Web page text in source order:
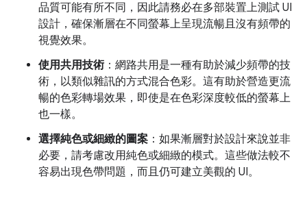
品質可能有所不同，因此請務必在多部裝置上測試 UI
設計，確保漸層在不同螢幕上呈現流暢且沒有頻帶的
視覺效果。
使用共用技術 ：網路共用是一種有助於減少頻帶的技
術，以類似雜訊的方式混合色彩。這有助於營造更流
暢的色彩轉場效果，即使是在色彩深度較低的螢幕上
也一樣。
選擇純色或細緻的圖案 ：如果漸層對於設計來說並非
必要，請考慮改用純色或細緻的模式。這些做法較不
容易出現色帶問題，而且仍可建立美觀的 UI。